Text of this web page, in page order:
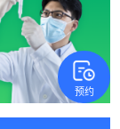
预约